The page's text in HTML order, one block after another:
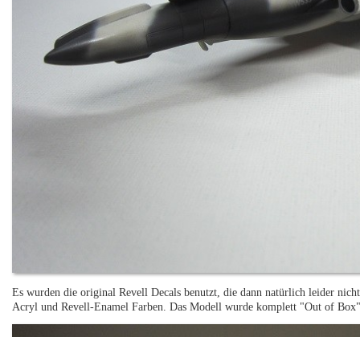
Es wurden die original Revell Decals benutzt, die dann natürlich leider
Acryl und Revell-Enamel Farben. Das Modell wurde komplett "Out of